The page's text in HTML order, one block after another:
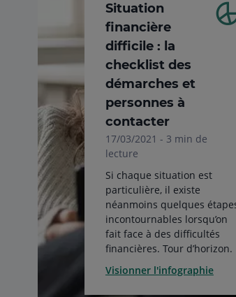
Situation
financière
difficile : la
checklist des
démarches et
personnes à
contacter
17/03/2021 - 3 min de
lecture
Si chaque situation est
particulière, il existe
néanmoins quelques
incontournables lorsqu’on
fait face à des difficultés
financières. Tour d’horizon.
Visionner l'infographie